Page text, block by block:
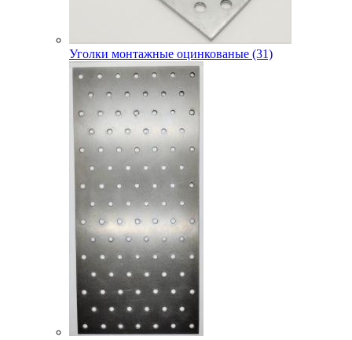
Уголки монтажные оцинкованые (31)